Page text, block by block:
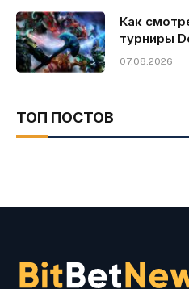
Как
турниры
07.08.2026
ТОП ПОСТОВ